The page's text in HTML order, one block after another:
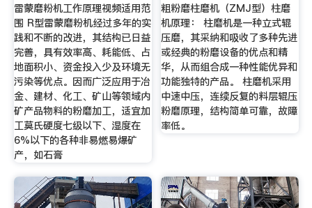
雷蒙磨粉机工作原理视频适用范
围 R型雷蒙磨粉机经过多年的实
践和不断的改进，其结构已日益
完善，具有效率高、耗能低、占
地面积小、资金投入少及环境无
污染等优点。因而广泛应用于冶
金、建材、化工、矿山等领域内
矿产品物料的粉磨加工，适宜加
工莫氏硬度七级以下、湿度在
6%以下的各种非易燃易爆矿
产，如石膏
粗粉磨柱磨机（ZMJ型）柱磨
机原理： 柱磨机是一种立式辊
压磨，其采纳和吸收了多种先进
或经典的粉磨设备的优点和精
华，从而组合成一种性能优异和
功能独特的产品。 柱磨机采用
中速中压，连续反复的料层辊压
粉磨原理，结构简单可靠，故障
率低。